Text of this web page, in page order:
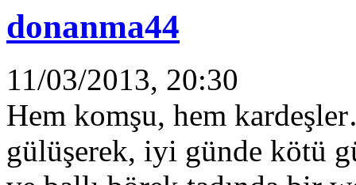
donanma44
11/03/2013, 20:30
Hem komşu, hem
gülüşerek, iyi günde kötü